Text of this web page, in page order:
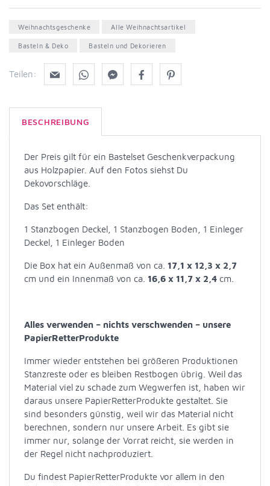
Weihnachtsgeschenke Alle Weihnachtsartikel
Basteln & Deko Basteln und Dekorieren
Teilen:
BESCHREIBUNG
Der Preis gilt für ein Bastelset Geschenkverpackung
aus Holzpapier. Auf den Fotos siehst Du
Dekovorschläge.
Das Set enthält:
1 Stanzbogen Deckel, 1 Stanzbogen Boden, 1 Einleger
Deckel, 1 Einleger Boden
Die Box hat ein Außenmaß von ca. 17,1 x 12,3 x 2,7
cm und ein Innenmaß von ca. 16,6 x 11,7 x 2,4 cm.
Alles verwenden – nichts verschwenden – unsere
PapierRetterProdukte
Immer wieder entstehen bei größeren Produktionen
Stanzreste oder es bleiben Restbogen übrig. Weil das
Material viel zu schade zum Wegwerfen ist, haben wir
daraus unsere PapierRetterProdukte gestaltet. Sie
sind besonders günstig, weil wir das Material nicht
berechnen, sondern nur unsere Arbeit. Es gibt sie
immer nur, solange der Vorrat reicht, sie werden in
der Regel nicht nachproduziert.
Du findest PapierRetterProdukte vor allem in den